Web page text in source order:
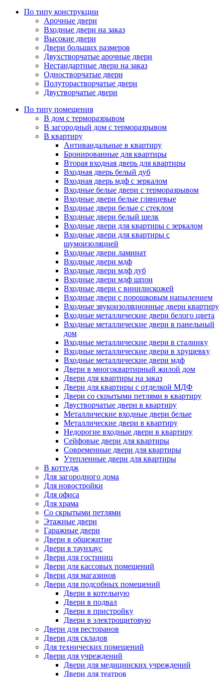
По типу конструкции
Арочные двери
Входные двери на заказ
Высокие двери
Двери больших размеров
Двухстворчатые арочные двери
Нестандартные двери на заказ
Одностворчатые двери
Полуторастворчатые двери
Двустворчатые двери
По типу помещения
В дом с терморазрывом
В загородный дом с терморазрывом
В квартиру
Антивандальные в квартиру
Бронированные для квартиры
Вторая входная дверь для квартиры
Входная дверь белый дуб
Входная дверь мдф с зеркалом
Входные белые двери с терморазрывом
Входные двери белые глянцевые
Входные двери белые с стеклом
Входные двери белый шелк
Входные двери для квартиры с зеркалом
Входные двери для квартиры с
шумоизоляцией
Входные двери ламинат
Входные двери мдф
Входные двери мдф дуб
Входные двери мдф шпон
Входные двери с винилискожей
Входные двери с порошковым напылением
Входные звукоизоляционные двери квартиру
Входные металлические двери белого цвета
Входные металлические двери в панельный
дом
Входные металлические двери в сталинку
Входные металлические двери в хрущевку
Входные металлические двери мдф
Двери в многоквартирный жилой дом
Двери для квартиры на заказ
Двери для квартиры с отделкой МДФ
Двери со скрытыми петлями в квартиру
Двустворчатые двери в квартиру
Металлические входные двери белые
Металлические двери в квартиру
Недорогие входные двери в квартиру
Сейфовые двери для квартиры
Современные двери для квартиры
Утепленные двери для квартиры
В коттедж
Для загородного дома
Для новостройки
Для офиса
Для храма
Со скрытыми петлями
Этажные двери
Гаражные двери
Двери в общежитие
Двери в таунхаус
Двери для гостиниц
Двери для кассовых помещений
Двери для магазинов
Двери для подсобных помещений
Двери в котельную
Двери в подвал
Двери в пристройку
Двери в электрощитовую
Двери для ресторанов
Двери для складов
Для технических помещений
Двери для учреждений
Двери для медицинских учреждений
Двери для театров